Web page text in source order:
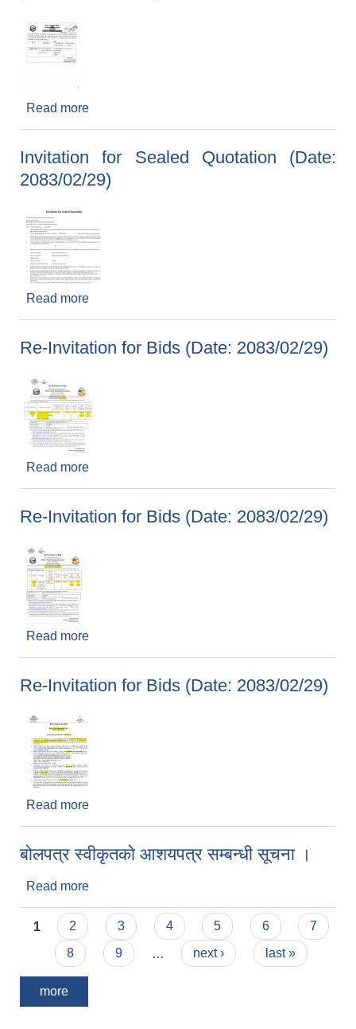
Read more
Invitation for Sealed Quotation (Date:
2083/02/29)
Read more
Re-Invitation for Bids (Date: 2083/02/29)
Read more
Re-Invitation for Bids (Date: 2083/02/29)
Read more
Re-Invitation for Bids (Date: 2083/02/29)
Read more
बोलपत्र स्वीकृतको आशयपत्र सम्बन्धी सूचना ।
Read more
Pages
1 2 3 4 5 6
7
8
9 next › last »
more